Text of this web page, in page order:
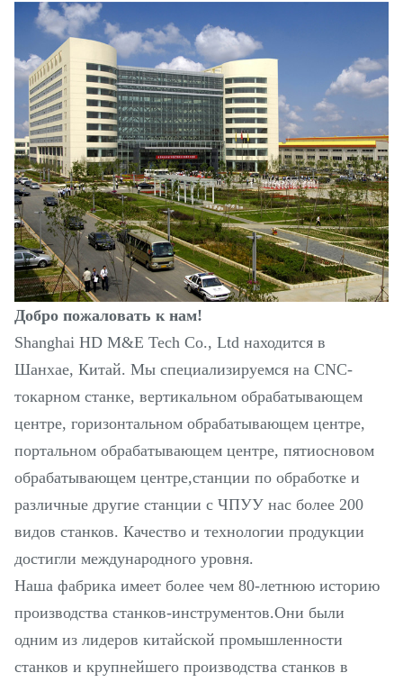
Добро пожаловать к нам!
Shanghai HD M&E Tech Co., Ltd находится в
Шанхае, Китай. Мы специализируемся на CNC-
токарном станке, вертикальном обрабатывающем
центре, горизонтальном обрабатывающем центре,
портальном обрабатывающем центре, пятиосновом
обрабатывающем центре,станции по обработке и
различные другие станции с ЧПУУ нас более 200
видов станков. Качество и технологии продукции
достигли международного уровня.
Наша фабрика имеет более чем 80-летнюю историю
производства станков-инструментов.Они были
одним из лидеров китайской промышленности
станков и крупнейшего производства станков в